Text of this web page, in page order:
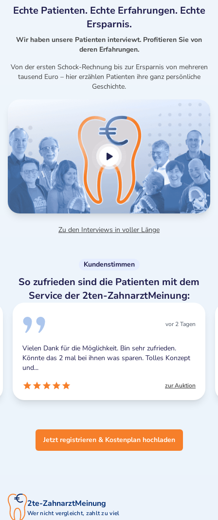
Echte Patienten. Echte Erfahrungen. Echte
Ersparnis.
Wir haben unsere Patienten interviewt. Profitieren Sie von
deren Erfahrungen.
Von der ersten Schock-Rechnung bis zur Ersparnis von mehreren
tausend Euro – hier erzählen Patienten ihre ganz persönliche
Geschichte.
Zu den Interviews in voller Länge
Kundenstimmen
So zufrieden sind die Patienten mit dem
Service der 2ten-ZahnarztMeinung:
vor 2 Tagen
Vielen Dank für die Möglichkeit. Bin sehr zufrieden.
Könnte das 2 mal bei ihnen was sparen. Tolles Konzept
und...
zur Auktion
Jetzt registrieren & Kostenplan hochladen
2te-ZahnarztMeinung
Wer nicht vergleicht, zahlt zu viel